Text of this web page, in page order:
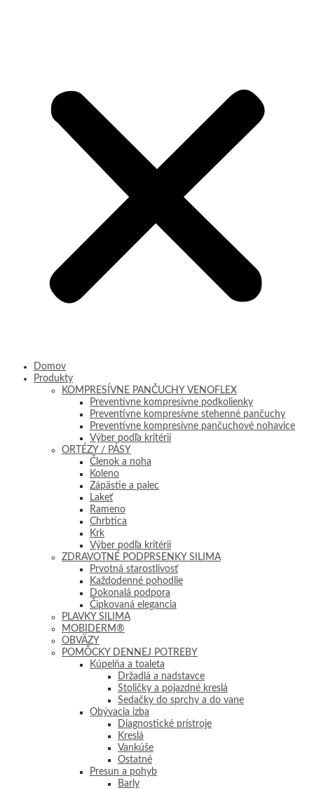
Domov
Produkty
KOMPRESÍVNE PANČUCHY VENOFLEX
Preventívne kompresívne podkolienky
Preventívne kompresívne stehenné pančuchy
Preventívne kompresívne pančuchové nohavice
Výber podľa kritérií
ORTÉZY / PÁSY
Členok a noha
Koleno
Zápästie a palec
Lakeť
Rameno
Chrbtica
Krk
Výber podľa kritérií
ZDRAVOTNÉ PODPRSENKY SILIMA
Prvotná starostlivosť
Každodenné pohodlie
Dokonalá podpora
Čipkovaná elegancia
PLAVKY SILIMA
MOBIDERM®
OBVÄZY
POMÔCKY DENNEJ POTREBY
Kúpelňa a toaleta
Držadlá a nadstavce
Stoličky a pojazdné kreslá
Sedačky do sprchy a do vane
Obývacia izba
Diagnostické prístroje
Kreslá
Vankúše
Ostatné
Presun a pohyb
Barly